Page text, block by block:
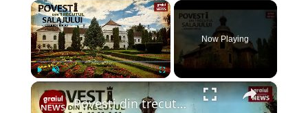
×
Play Unmute Fullscreen
Now Playing
×
Povesti din trecutul Salajului Episodul 1